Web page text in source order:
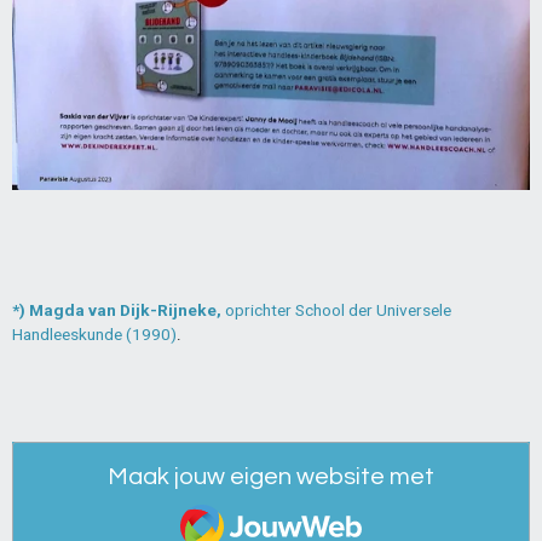
*) Magda van Dijk-Rijneke, oprichter School der Universele
Handleeskunde (1990)
Maak jouw eigen website met
JouwWeb